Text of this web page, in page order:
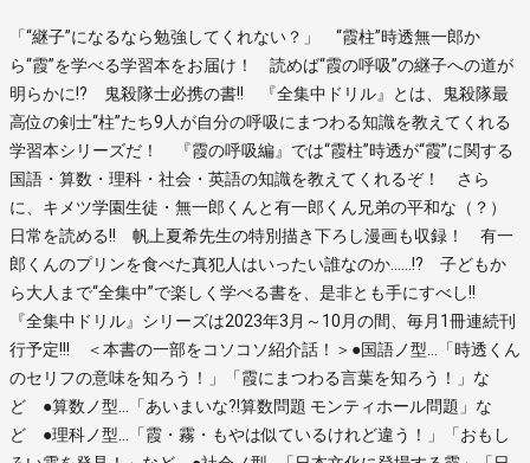
「“継子”になるなら勉強してくれない？」 “霞柱”時透無一郎か
ら“霞”を学べる学習本をお届け！ 読めば“霞の呼吸”の継子への道が
明らかに!? 鬼殺隊士必携の書!! 『全集中ドリル』とは、鬼殺隊最
高位の剣士“柱”たち9人が自分の呼吸にまつわる知識を教えてくれる
学習本シリーズだ！ 『霞の呼吸編』では“霞柱”時透が“霞”に関する
国語・算数・理科・社会・英語の知識を教えてくれるぞ！ さら
に、キメツ学園生徒・無一郎くんと有一郎くん兄弟の平和な（？）
日常を読める!! 帆上夏希先生の特別描き下ろし漫画も収録！ 有一
郎くんのプリンを食べた真犯人はいったい誰なのか……!? 子どもか
ら大人まで“全集中”で楽しく学べる書を、是非とも手にすべし!!
『全集中ドリル』シリーズは2023年3月～10月の間、毎月1冊連続刊
行予定!!! ＜本書の一部をコソコソ紹介話！＞●国語ノ型…「時透くん
のセリフの意味を知ろう！」「霞にまつわる言葉を知ろう！」な
ど ●算数ノ型…「あいまいな?!算数問題 モンティホール問題」な
ど ●理科ノ型…「霞・霧・もやは似ているけれど違う！」「おもし